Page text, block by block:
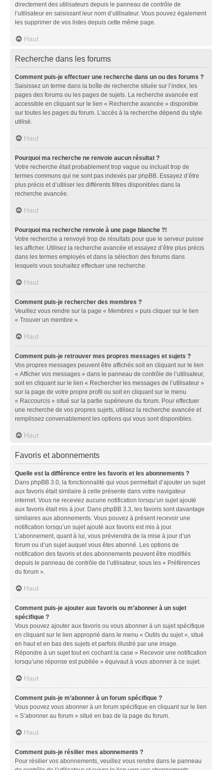
directement des utilisateurs depuis le panneau de contrôle de
l’utilisateur en saisissant leur nom d’utilisateur. Vous pouvez également
les supprimer de vos listes depuis cette même page.
Haut
Recherche dans les forums
Comment puis-je effectuer une recherche dans un ou des forums ?
Saisissez un terme dans la boîte de recherche située sur l’index, les
pages des forums ou les pages de sujets. La recherche avancée est
accessible en cliquant sur le lien « Recherche avancée » disponible
sur toutes les pages du forum. L’accès à la recherche dépend du style
utilisé.
Haut
Pourquoi ma recherche ne renvoie aucun résultat ?
Votre recherche était probablement trop vague ou incluait trop de
termes communs qui ne sont pas indexés par phpBB. Essayez d’être
plus précis et d’utiliser les différents filtres disponibles dans la
recherche avancée.
Haut
Pourquoi ma recherche renvoie à une page blanche ?!
Votre recherche a renvoyé trop de résultats pour que le serveur puisse
les afficher. Utilisez la recherche avancée et essayez d’être plus précis
dans les termes employés et dans la sélection des forums dans
lesquels vous souhaitez effectuer une recherche.
Haut
Comment puis-je rechercher des membres ?
Veuillez vous rendre sur la page « Membres » puis cliquer sur le lien
« Trouver un membre ».
Haut
Comment puis-je retrouver mes propres messages et sujets ?
Vos propres messages peuvent être affichés soit en cliquant sur le lien
« Afficher vos messages » dans le panneau de contrôle de l’utilisateur,
soit en cliquant sur le lien « Rechercher les messages de l’utilisateur »
sur la page de votre propre profil ou soit en cliquant sur le menu
« Raccourcis » situé sur la partie supérieure du forum. Pour effectuer
une recherche de vos propres sujets, utilisez la recherche avancée et
remplissez convenablement les options qui vous sont disponibles.
Haut
Favoris et abonnements
Quelle est la différence entre les favoris et les abonnements ?
Dans phpBB 3.0, la fonctionnalité qui vous permettait d’ajouter un sujet
aux favoris était similaire à celle présente dans votre navigateur
internet. Vous ne receviez aucune notification lorsqu’un sujet ajouté
aux favoris était mis à jour. Dans phpBB 3.3, les favoris sont davantage
similaires aux abonnements. Vous pouvez à présent recevoir une
notification lorsqu’un sujet ajouté aux favoris est mis à jour.
L’abonnement, quant à lui, vous préviendra de la mise à jour d’un
forum ou d’un sujet auquel vous êtes abonné. Les options de
notification des favoris et des abonnements peuvent être modifiés
depuis le panneau de contrôle de l’utilisateur, sous les « Préférences
du forum ».
Haut
Comment puis-je ajouter aux favoris ou m’abonner à un sujet
spécifique ?
Vous pouvez ajouter aux favoris ou vous abonner à un sujet spécifique
en cliquant sur le lien approprié dans le menu « Outils du sujet », situé
en haut et en bas des sujets et parfois illustré par une image.
Répondre à un sujet tout en cochant la case « Recevoir une notification
lorsqu’une réponse est publiée » équivaut à vous abonner à ce sujet.
Haut
Comment puis-je m’abonner à un forum spécifique ?
Vous pouvez vous abonner à un forum spécifique en cliquant sur le lien
« S’abonner au forum » situé en bas de la page du forum.
Haut
Comment puis-je résilier mes abonnements ?
Pour résilier vos abonnements, veuillez vous rendre dans le panneau